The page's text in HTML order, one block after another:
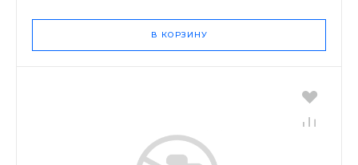
В КОРЗИНУ